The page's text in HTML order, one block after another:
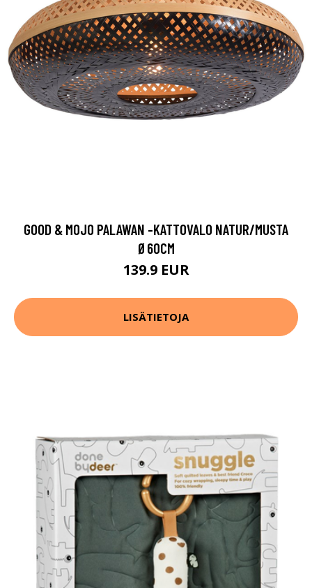
GOOD & MOJO PALAWAN -KATTOVALO NATUR/MUSTA
Ø60CM
139.9 EUR
LISÄTIETOJA